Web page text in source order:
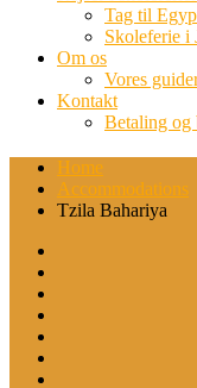
Tag til
Skoleferie i
Om os
Vores
Kontakt
Betaling og
Home
Accommodations
Tzila Bahariya